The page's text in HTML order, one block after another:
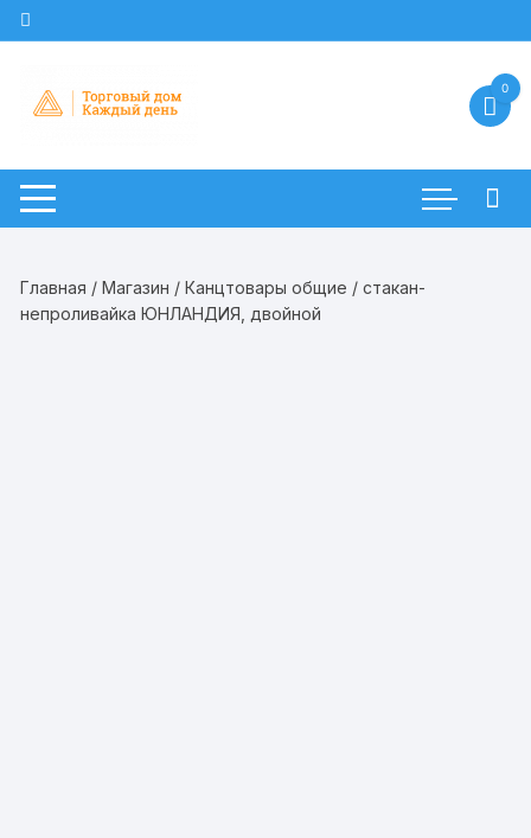
Перейти
к
0
Главная /Магазин /Канцтовары общие / стакан-
непроливайка ЮНЛАНДИЯ, двойной